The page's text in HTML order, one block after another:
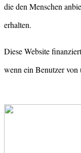
die den Menschen
erhalten.
Diese Website
wenn ein Benutzer von